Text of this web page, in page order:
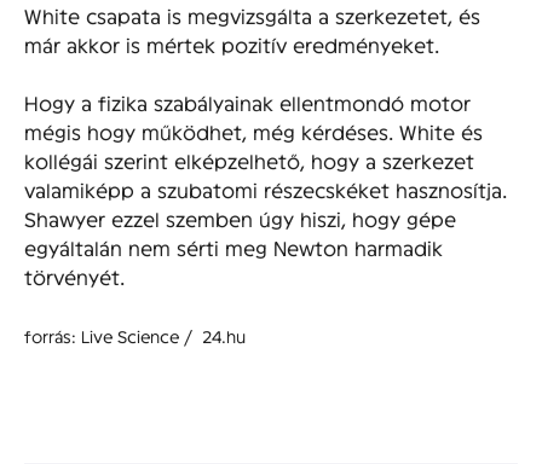
White csapata is megvizsgálta a szerkezetet, és
már akkor is mértek pozitív eredményeket.
Hogy a fizika szabályainak ellentmondó motor
mégis hogy működhet, még kérdéses. White és
kollégái szerint elképzelhető, hogy a szerkezet
valamiképp a szubatomi részecskéket hasznosítja.
Shawyer ezzel szemben úgy hiszi, hogy gépe
egyáltalán nem sérti meg Newton harmadik
törvényét.
forrás: Live Science / 24.hu